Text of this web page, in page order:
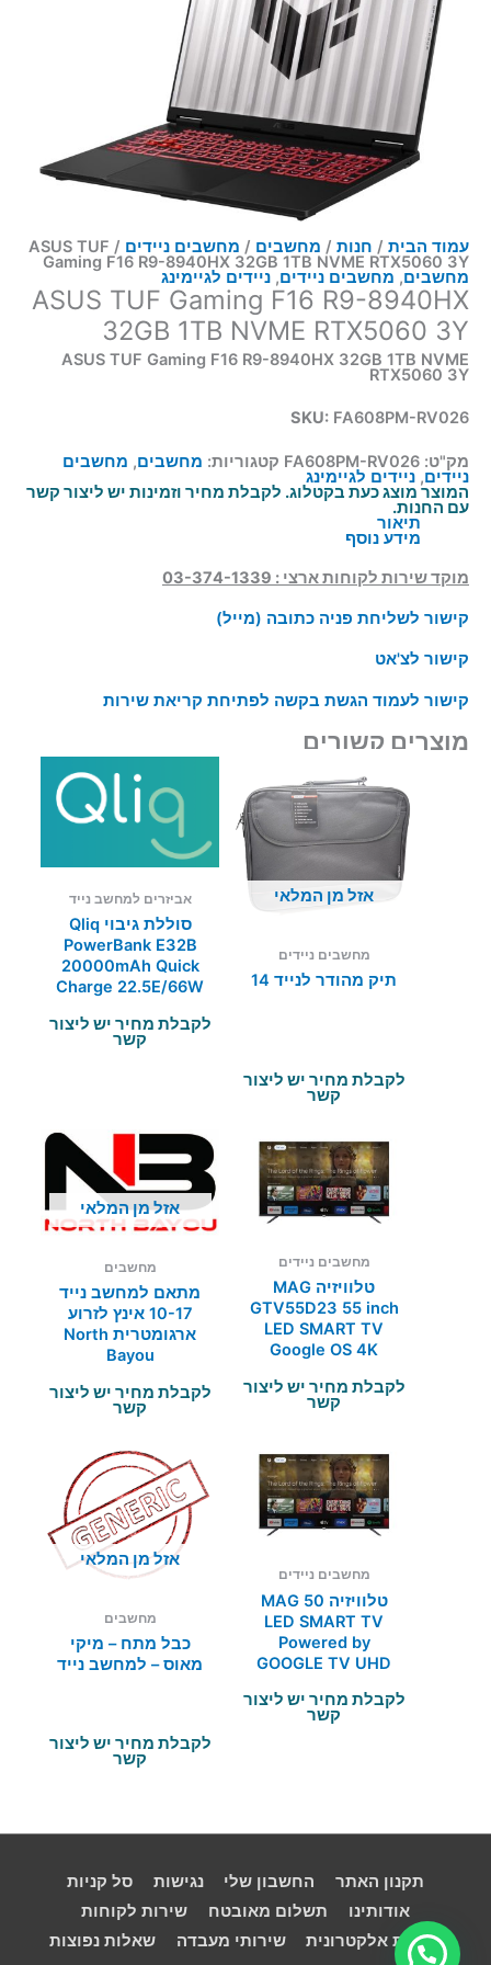
עמוד הבית / חנות / מחשבים / מחשבים ניידים / ASUS TUF
Gaming F16 R9-8940HX 32GB 1TB NVME RTX5060 3Y
מחשבים, מחשבים ניידים, ניידים לגיימינג
ASUS TUF Gaming F16 R9-8940HX
32GB 1TB NVME RTX5060 3Y
ASUS TUF Gaming F16 R9-8940HX 32GB 1TB NVME
RTX5060 3Y
SKU: FA608PM-RV026
מק"ט: FA608PM-RV026 קטגוריות: מחשבים, מחשבים
ניידים, ניידים לגיימינג
המוצר מוצג כעת בקטלוג. לקבלת מחיר וזמינות יש ליצור קשר
עם החנות.
תיאור
מידע נוסף
מוקד שירות לקוחות ארצי : 03-374-1339
קישור לשליחת פניה כתובה (מייל)
קישור לצ'אט
קישור לעמוד הגשת בקשה לפתיחת קריאת שירות
מוצרים קשורים
אזל מן המלאי
מחשבים ניידים
תיק מהודר לנייד 14
לקבלת מחיר יש ליצור
קשר
אביזרים למחשב נייד
סוללת גיבוי Qliq
PowerBank E32B
20000mAh Quick
Charge 22.5E/66W
לקבלת מחיר יש ליצור
קשר
מחשבים ניידים
טלוויזיה MAG
GTV55D23 55 inch
LED SMART TV
Google OS 4K
לקבלת מחיר יש ליצור
קשר
אזל מן המלאי
מחשבים
מתאם למחשב נייד
10-17 אינץ לזרוע
ארגומטרית North
Bayou
לקבלת מחיר יש ליצור
קשר
מחשבים ניידים
טלוויזיה MAG 50
LED SMART TV
Powered by
GOOGLE TV UHD
לקבלת מחיר יש ליצור
קשר
אזל מן המלאי
מחשבים
כבל מתח – מיקי
מאוס – למחשב נייד
לקבלת מחיר יש ליצור
קשר
תקנון האתר החשבון שלי נגישות
סל קניות
אודותינו
תשלום מאובטח
שירות לקוחות
פסולת אלקטרונית
שירותי מעבדה
שאלות נפוצות